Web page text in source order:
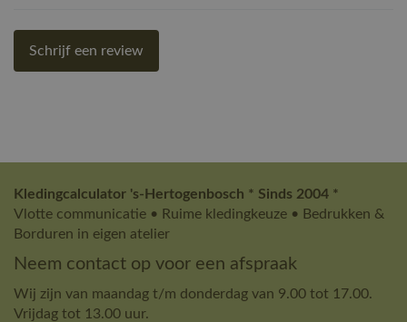
Schrijf een review
Kledingcalculator 's-Hertogenbosch * Sinds 2004 *
Vlotte communicatie • Ruime kledingkeuze • Bedrukken &
Borduren in eigen atelier
Neem contact op voor een afspraak
Wij zijn van maandag t/m donderdag van 9.00 tot 17.00.
Vrijdag tot 13.00 uur.